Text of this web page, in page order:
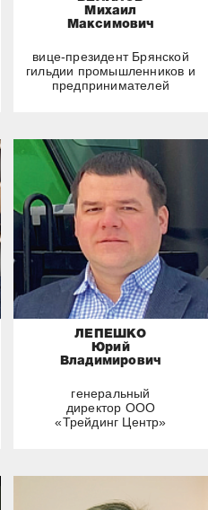
Михаил
Максимович
вице-президент Брянской
гильдии промышленников и
предпринимателей
ЛЕПЕШКО
Юрий
Владимирович
генеральный
директор ООО
«Трейдинг Центр»